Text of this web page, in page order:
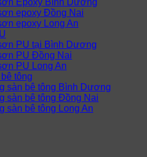
Epoxy Bình Dương
epoxy Đồng Nai
epoxy Long An
PU tại Bình Dương
PU Đồng Nai
PU Long An
tông
sàn bê tông Bình Dương
sàn bê tông Đồng Nai
sàn bê tông Long An